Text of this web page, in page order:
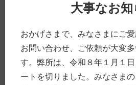
法律全般
裁判員制度
当事務所
犯罪・事件
人の「死」に際して
大事なお
おかげさまで、みなさまにご愛
お問い合わせ、ご依頼が大変
す。弊所は、令和８年１月１
ートを切りました。みなさま